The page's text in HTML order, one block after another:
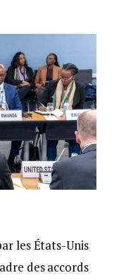
les États-Unis
des accords